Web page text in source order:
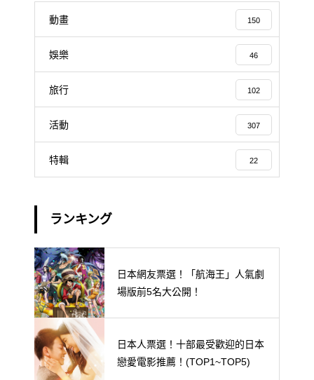
動畫 150
娛樂 46
旅行 102
活動 307
特輯 22
ランキング
日本網友票選！「航海王」人氣劇
場版前5名大公開！
日本人票選！十部最受歡迎的日本
戀愛電影推薦！(TOP1~TOP5)